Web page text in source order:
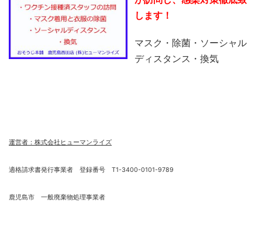
します！
マスク・除菌・ソーシャル
ディスタンス・換気
運営者：株式会社ヒューマンライズ
適格請求書発行事業者 登録番号 T1-3400-0101-9789
鹿児島市 一般廃棄物処理事業者